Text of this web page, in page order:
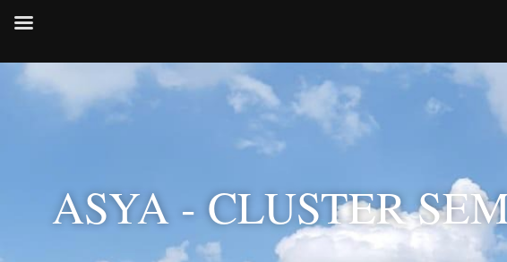
ASYA - CLUSTER